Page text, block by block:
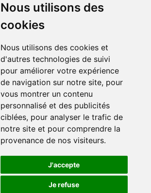
Nous utilisons des
cookies
Nous utilisons des cookies et
d'autres technologies de suivi
pour améliorer votre expérience
de navigation sur notre site, pour
vous montrer un contenu
personnalisé et des publicités
ciblées, pour analyser le trafic de
notre site et pour comprendre la
provenance de nos visiteurs.
J'accepte
Je refuse